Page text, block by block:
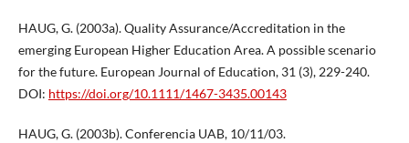
HAUG, G. (2003a). Quality Assurance/Accreditation in the
emerging European Higher Education Area. A possible scenario
for the future. European Journal of Education, 31 (3), 229-240.
DOI: https://doi.org/10.1111/1467-3435.00143
HAUG, G. (2003b). Conferencia UAB, 10/11/03.